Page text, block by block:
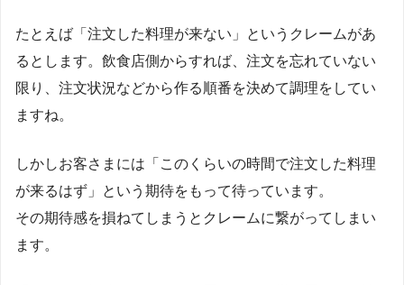
たとえば「注文した料理が来ない」というクレームがあ
るとします。飲食店側からすれば、注文を忘れていない
限り、注文状況などから作る順番を決めて調理をしてい
ますね。
しかしお客さまには「このくらいの時間で注文した料理
が来るはず」という期待をもって待っています。
その期待感を損ねてしまうとクレームに繋がってしまい
ます。